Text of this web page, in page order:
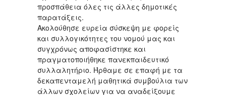
προσπάθεια όλες τις άλλες δημοτικές
παρατάξεις.
Ακολούθησε ευρεία σύσκεψη με φορείς
και συλλογικότητες του νομού μας και
συγχρόνως αποφασίστηκε και
πραγματοποιήθηκε πανεκπαιδευτικό
συλλαλητήριο. Ήρθαμε σε επαφή με τα
δεκαπενταμελή μαθητικά συμβούλια των
άλλων σχολείων για να αναδείξουμε